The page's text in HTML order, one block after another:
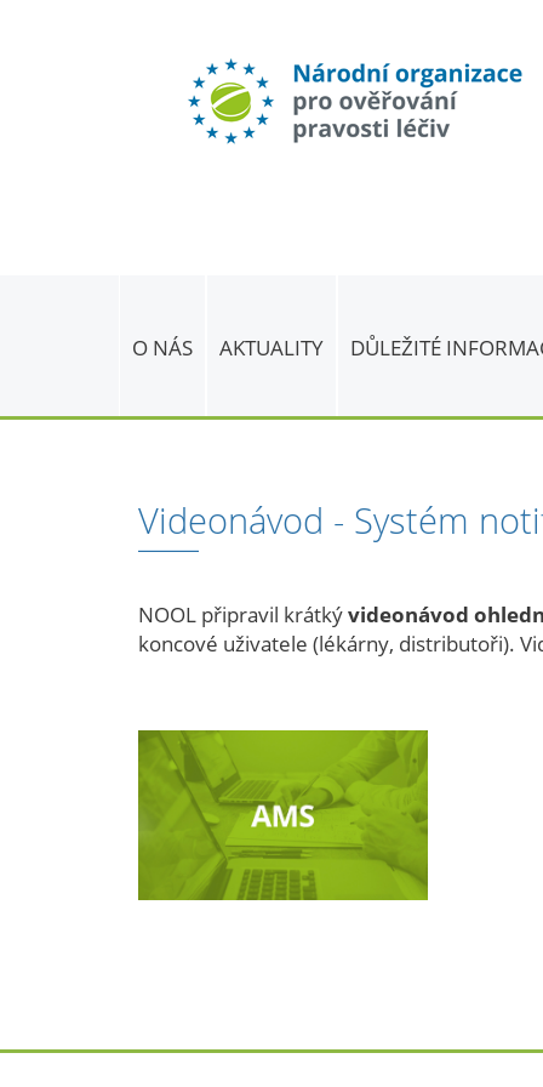
O NÁS AKTUALITY DŮLEŽITÉ
Videonávod - Systém
NOOL připravil krátkývideonávod
koncové uživatele (lékárny, distributoři).